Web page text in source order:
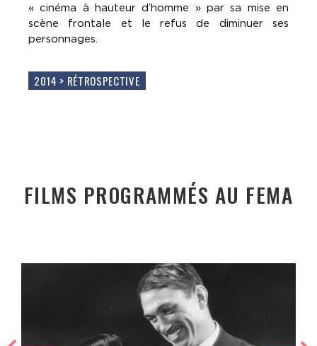
« cinéma à hauteur d’homme » par sa mise en
scène frontale et le refus de diminuer ses
personnages.
2014 > RÉTROSPECTIVE
FILMS PROGRAMMÉS AU FEMA